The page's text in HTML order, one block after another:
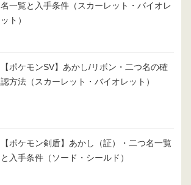
名一覧と入手条件（スカーレット・バイオレ
ット）
【ポケモンSV】あかし/リボン・二つ名の確
認方法（スカーレット・バイオレット）
【ポケモン剣盾】あかし（証）・二つ名一覧
と入手条件（ソード・シールド）